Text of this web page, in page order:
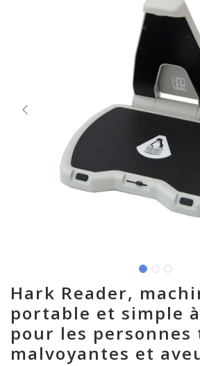
Hark Reader,
portable et simple
pour les personnes
malvoyantes et